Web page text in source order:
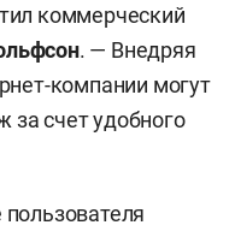
коммерческий
. — Внедряя
компании могут
за счет удобного